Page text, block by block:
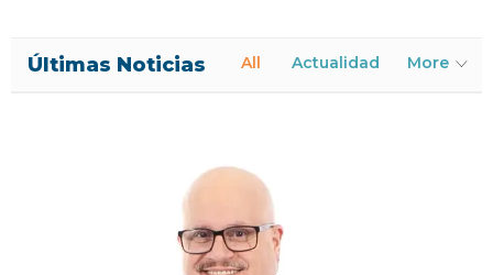
Últimas Noticias All Actualidad More